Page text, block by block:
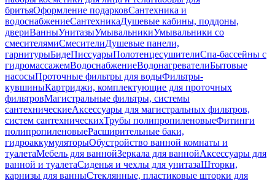
бритьяОформление подарковСантехника и
водоснабжениеСантехникаДушевые кабины, поддоны,
двериВанныУнитазыУмывальникиУмывальники со
смесителямиСмесителиДушевые панели,
гарнитурыБидеПиссуарыПолотенцесушителиСпа-бассейны с
гидромассажемВодоснабжениеВодонагревателиБытовые
насосыПроточные фильтры для водыФильтры-
кувшиныКартриджи, комплектующие для проточных
фильтровМагистральные фильтры, системы
сантехническиеАксессуары для магистральных фильтров,
систем сантехническихТрубы полипропиленовыеФитинги
полипропиленовыеРасширительные баки,
гидроаккумуляторыОбустройство ванной комнаты и
туалетаМебель для ваннойЗеркала для ваннойАксессуары для
ванной и туалетаСиденья и чехлы для унитазаШторки,
карнизы для ванныСтеклянные, пластиковые шторки для